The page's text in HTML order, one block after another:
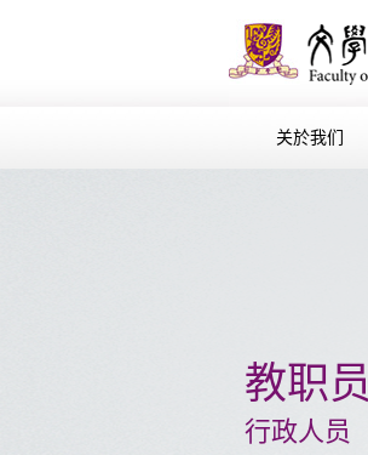
关於我们
教职员
行政人员